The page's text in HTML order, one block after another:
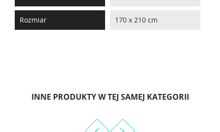
Rozmiar 170 x 210 cm
INNE PRODUKTY W TEJ SAMEJ KATEGORII